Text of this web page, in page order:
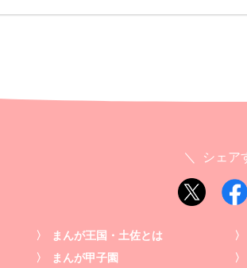
シェア
まんが王国・土佐とは
まんが甲子園